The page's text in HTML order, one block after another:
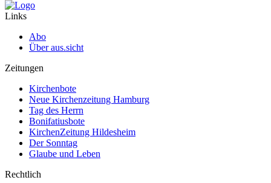
Links
Abo
Über aus.sicht
Zeitungen
Kirchenbote
Neue Kirchenzeitung Hamburg
Tag des Herrn
Bonifatiusbote
KirchenZeitung Hildesheim
Der Sonntag
Glaube und Leben
Rechtlich